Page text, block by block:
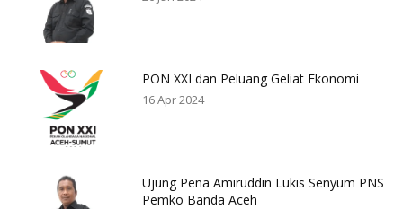
PON XXI dan Peluang Geliat Ekonomi
16 Apr 2024
Ujung Pena Amiruddin Lukis Senyum PNS
Pemko Banda Aceh